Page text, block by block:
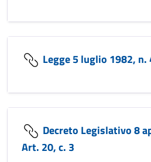
Legge 5 luglio 1982, n.
Decreto Legislativo 8
Art. 20, c. 3